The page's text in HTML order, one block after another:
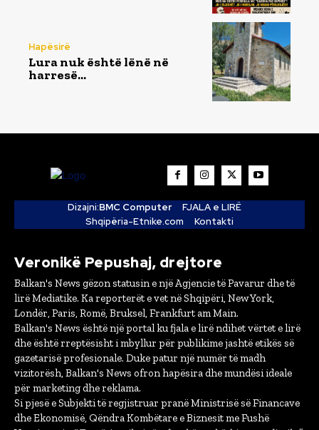
Hapësirë
Lura nuk është lënë në
harresë…
Dizajni:BMC Computer
FJALA e LIRË
Shqipëria-Etnike.com
Kontakti
Veronikë Pepushaj, drejtore
Balkan's News gëzon statusin e një Agjencie të Pavarur dhe të
lirë Mediatike. Ka reporterët e vet në Shqipëri, New York,
Londër, Paris, Romë, Bruksel, Frankfurt am Main.
Balkan's News është një portal ku fjala e lirë ndihet vërtet e lirë
dhe është rreptësisht i mbyllur për publikime jashtë etikës së
gazetarisë profesionale. Duke patur një numër të madh
vizitorësh, Balkan's News ofron hapësira dhe mundësi ideale
për marketing dhe reklama.
Si pjesë e Subjekti të regjistruar pranë Ministrisë së Financave
dhe Ekonomisë, Qëndra Kombëtare e Biznesit me Fushë